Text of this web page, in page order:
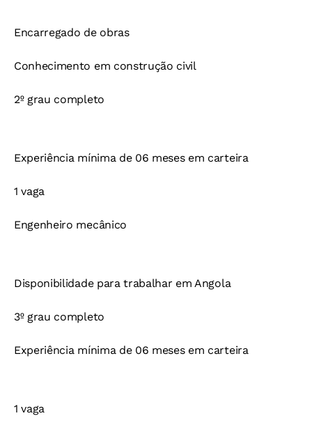
Encarregado de obras
Conhecimento em construção civil
2º grau completo
Experiência mínima de 06 meses em carteira
1 vaga
Engenheiro mecânico
Disponibilidade para trabalhar em Angola
3º grau completo
Experiência mínima de 06 meses em carteira
1 vaga